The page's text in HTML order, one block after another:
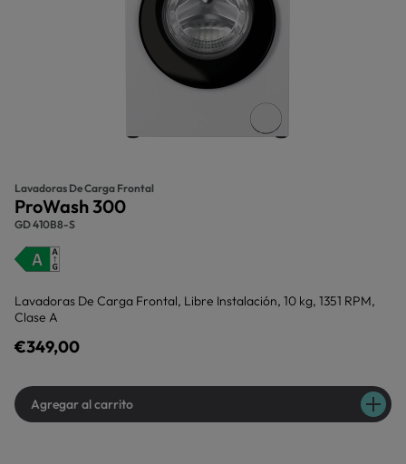
Lavadoras De Carga Frontal
ProWash 300
GD 410B8-S
Lavadoras De Carga Frontal, Libre Instalación, 10 kg, 1351 RPM,
Clase A
€349,00
Agregar al carrito